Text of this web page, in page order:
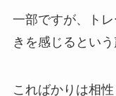
一部ですが、ト
きを感じるという
こればかりは相